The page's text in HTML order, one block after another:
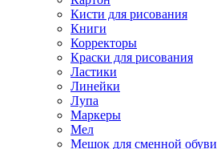
Кисти для рисования
Книги
Корректоры
Краски для рисования
Ластики
Линейки
Лупа
Маркеры
Мел
Мешок для сменной обуви